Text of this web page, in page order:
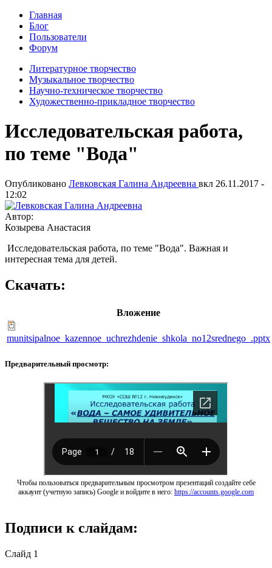
Главная
Блог
Пользователи
Форум
Литературное творчество
Музыкальное творчество
Научно-техническое творчество
Художественно-прикладное творчество
Исследовательская работа,
по теме "Вода"
Опубликовано Левковская Галина Андреевна вкл 26.11.2017 -
12:02
Автор:
Козырева Анастасия
Исследовательская работа, по теме "Вода". Важная и
интересная тема для детей.
Скачать:
Вложение
munitsipalnoe_kazennoe_uchrezhdenie_shkola_no12srednego_.pptx
Предварительный просмотр:
Чтобы пользоваться предварительным просмотром презентаций создайте себе
аккаунт (учетную запись) Google и войдите в него: https://accounts.google.com
Подписи к слайдам:
Слайд 1